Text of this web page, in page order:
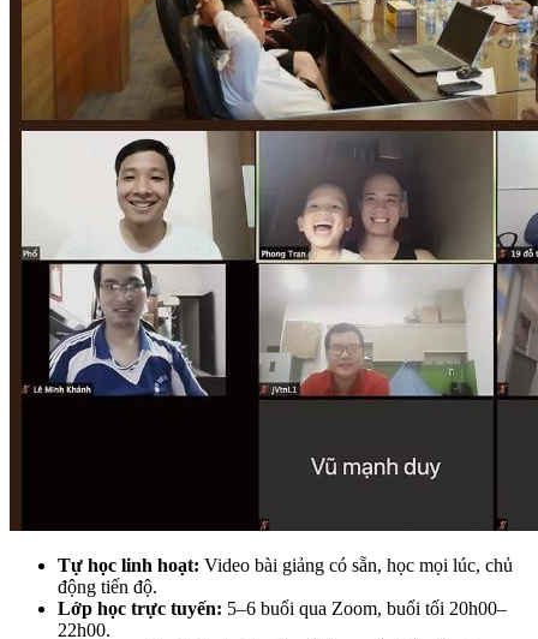
Tự học linh hoạt: Video bài giảng có sẵn, học mọi lúc, chủ
động tiến độ.
Lớp học trực tuyến: 5–6 buổi qua Zoom, buổi tối 20h00–
22h00.